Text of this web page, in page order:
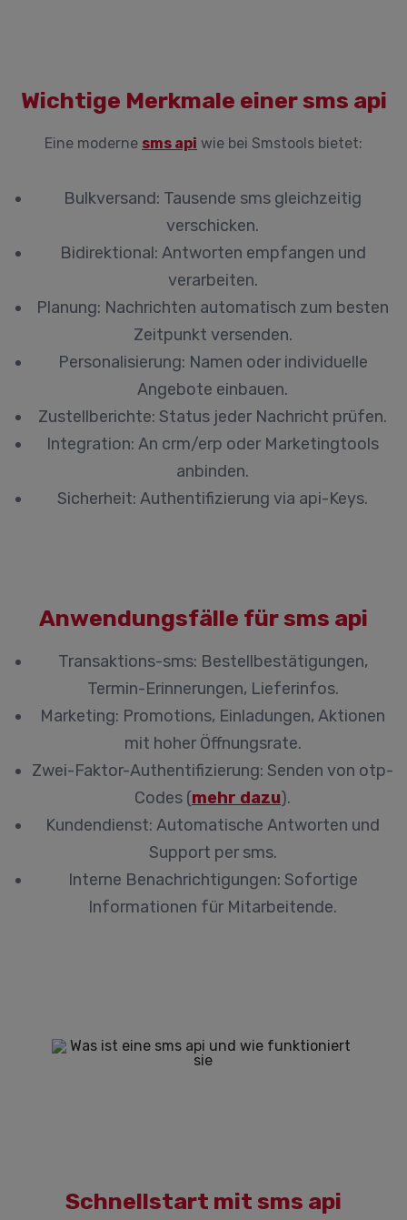
Wichtige Merkmale einer sms api
Eine moderne sms api wie bei Smstools bietet:
Bulkversand: Tausende sms gleichzeitig
verschicken.
Bidirektional: Antworten empfangen und
verarbeiten.
Planung: Nachrichten automatisch zum besten
Zeitpunkt versenden.
Personalisierung: Namen oder individuelle
Angebote einbauen.
Zustellberichte: Status jeder Nachricht prüfen.
Integration: An crm/erp oder Marketingtools
anbinden.
Sicherheit: Authentifizierung via api-Keys.
Anwendungsfälle für sms api
Transaktions-sms: Bestellbestätigungen,
Termin-Erinnerungen, Lieferinfos.
Marketing: Promotions, Einladungen, Aktionen
mit hoher Öffnungsrate.
Zwei-Faktor-Authentifizierung: Senden von otp-
Codes (mehr dazu).
Kundendienst: Automatische Antworten und
Support per sms.
Interne Benachrichtigungen: Sofortige
Informationen für Mitarbeitende.
Schnellstart mit sms api